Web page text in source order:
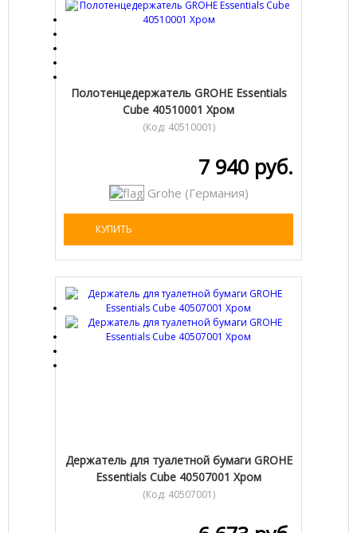
Полотенцедержатель GROHE Essentials
Cube 40510001 Хром
(Код: 40510001)
7 940 руб.
Grohe (Германия)
КУПИТЬ
Держатель для туалетной бумаги GROHE
Essentials Cube 40507001 Хром
(Код: 40507001)